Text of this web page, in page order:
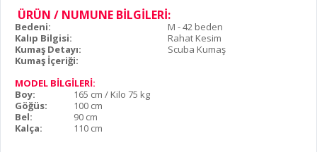
ÜRÜN / NUMUNE BİLGİLERİ:
Bedeni:
M - 42 beden
Kalıp Bilgisi:
Rahat Kesim
Kumaş Detayı:
Scuba Kumaş
Kumaş İçeriği:
MODEL BİLGİLERİ:
Boy:
165 cm / Kilo 75 kg
Göğüs:
100 cm
Bel:
90 cm
Kalça:
110 cm